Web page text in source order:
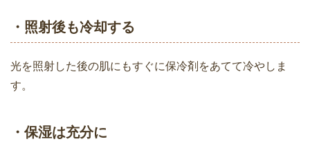
ケノンで剛毛やヒゲが脱毛できる？｜脱
・照射後も冷却する
光を照射した後の肌にもすぐに保冷剤をあてて冷やしま
す。
・保湿は充分に